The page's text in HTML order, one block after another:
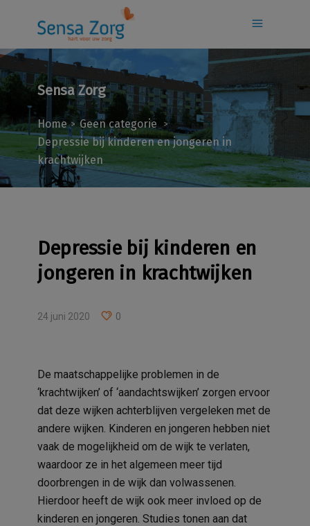
Sensa Zorg
Home> Geen categorie >
Depressie bij kinderen en jongeren in
krachtwijken
Depressie bij kinderen en
jongeren in krachtwijken
24 juni 2020 0
De maatschappelijke problemen in de
‘krachtwijken’ of ‘aandachtswijken’ zorgen ervoor
dat deze wijken achterblijven vergeleken met de
andere wijken. Kinderen en jongeren hebben niet
vaak de mogelijkheid om de wijk te verlaten,
waardoor ze in het algemeen meer tijd
doorbrengen in de wijk dan volwassenen.
Hierdoor heeft de wijk ook meer invloed op de
kinderen en jongeren. Studies tonen aan dat